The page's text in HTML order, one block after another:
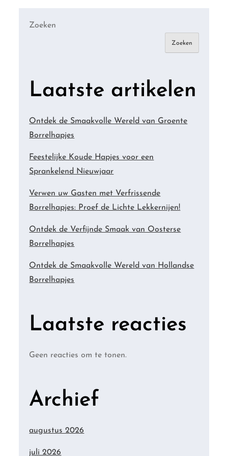
Zoeken
Zoeken
Laatste artikelen
Ontdek de Smaakvolle Wereld van Groente
Borrelhapjes
Feestelijke Koude Hapjes voor een
Sprankelend Nieuwjaar
Verwen uw Gasten met Verfrissende
Borrelhapjes: Proef de Lichte Lekkernijen!
Ontdek de Verfijnde Smaak van Oosterse
Borrelhapjes
Ontdek de Smaakvolle Wereld van Hollandse
Borrelhapjes
Laatste reacties
Geen reacties om te tonen.
Archief
augustus 2026
juli 2026